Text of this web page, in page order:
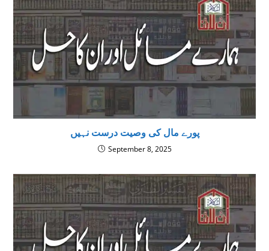
پورے مال کی وصیت درست نہیں
September 8, 2025